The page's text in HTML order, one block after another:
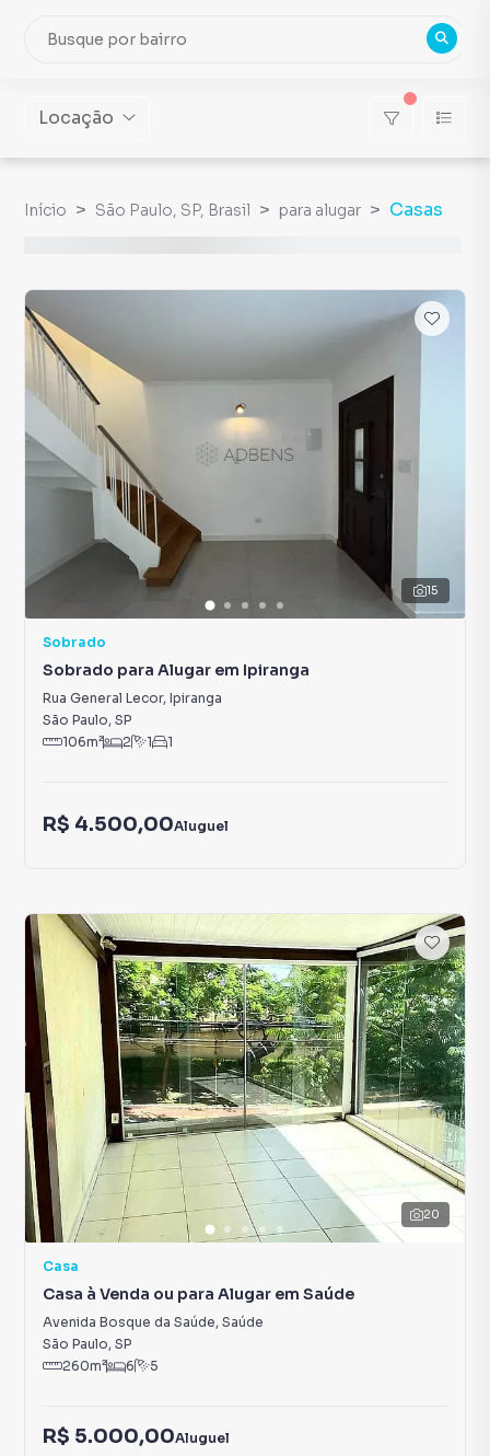
Locação
Início São Paulo, SP, Brasil para alugar Casas
15
Sobrado
Sobrado para Alugar em Ipiranga
Rua General Lecor, Ipiranga
São Paulo, SP
106m² 2 1 1
R$ 4.500,00Aluguel
20
Casa
Casa à Venda ou para Alugar em Saúde
Avenida Bosque da Saúde, Saúde
São Paulo, SP
260m² 6 5
R$ 5.000,00Aluguel